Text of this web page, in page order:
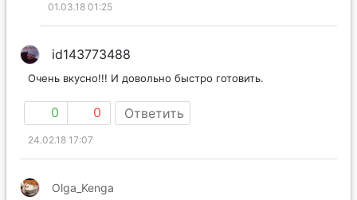
01.03.18 01:25
id143773488
Очень вкусно!!! И довольно быстро готовить.
0 0 Ответить
24.02.18 17:07
Olga_Kenga